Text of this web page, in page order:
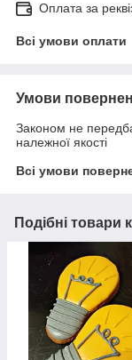
Оплата за
Всі умови оплати
Умови
Законом не
належної якості
Всі умови
Подібні товари